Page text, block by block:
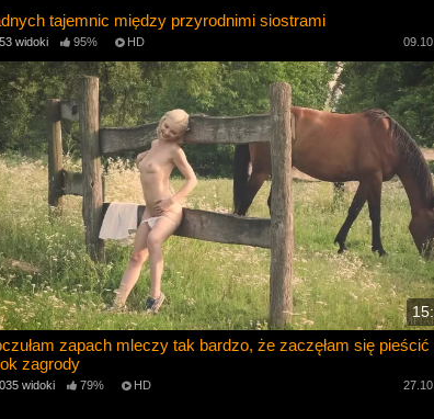
tajemnic między przyrodnimi siostrami
widoki 95% HD
zapach mleczy tak bardzo, że zaczęłam się pieścić
zagrody
widoki 79% HD